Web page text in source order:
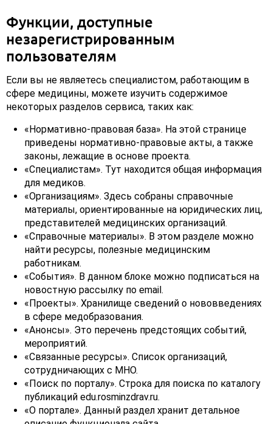
Функции, доступные
незарегистрированным
пользователям
Если вы не являетесь специалистом, работающим в
сфере медицины, можете изучить содержимое
некоторых разделов сервиса, таких как:
«Нормативно-правовая база». На этой странице
приведены нормативно-правовые акты, а также
законы, лежащие в основе проекта.
«Специалистам». Тут находится общая информация
для медиков.
«Организациям». Здесь собраны справочные
материалы, ориентированные на юридических лиц,
представителей медицинских организаций.
«Справочные материалы». В этом разделе можно
найти ресурсы, полезные медицинским
работникам.
«События». В данном блоке можно подписаться на
новостную рассылку по email.
«Проекты». Хранилище сведений о нововведениях
в сфере медобразования.
«Анонсы». Это перечень предстоящих событий,
мероприятий.
«Связанные ресурсы». Список организаций,
сотрудничающих с МНО.
«Поиск по порталу». Строка для поиска по каталогу
публикаций edu.rosminzdrav.ru.
«О портале». Данный раздел хранит детальное